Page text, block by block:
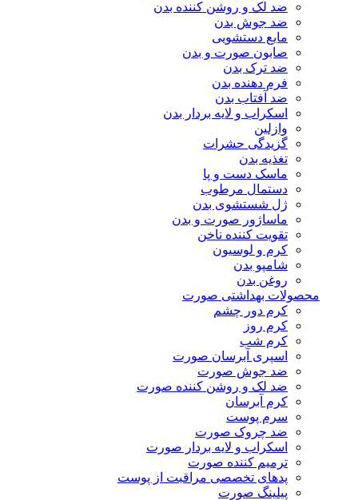
ضد لک و روشن کننده بدن
ضد جوش بدن
مایع دستشویی
صابون صورت و بدن
ضد ترک بدن
فرم دهنده بدن
ضد آفتاب بدن
اسکراب و لایه بردار بدن
وازلین
گزیدگی حشرات
تغذیه بدن
ماسک دست و پا
دستمال مرطوب
ژل شستشوی بدن
ماساژور صورت و بدن
تقویت کننده ناخن
کرم و لوسیون
شامپو بدن
روغن بدن
محصولات بهداشتی صورت
کرم دور چشم
کرم روز
کرم شب
اسپری آبرسان صورت
ضد جوش صورت
ضد لک و روشن کننده صورت
کرم آبرسان
سرم پوست
ضد چروک صورت
اسکراب و لایه بردار صورت
ترمیم کننده صورت
پدهای تخصصی مراقبت از پوست
پیلینگ صورت